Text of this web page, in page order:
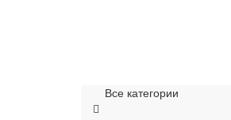
Все категории